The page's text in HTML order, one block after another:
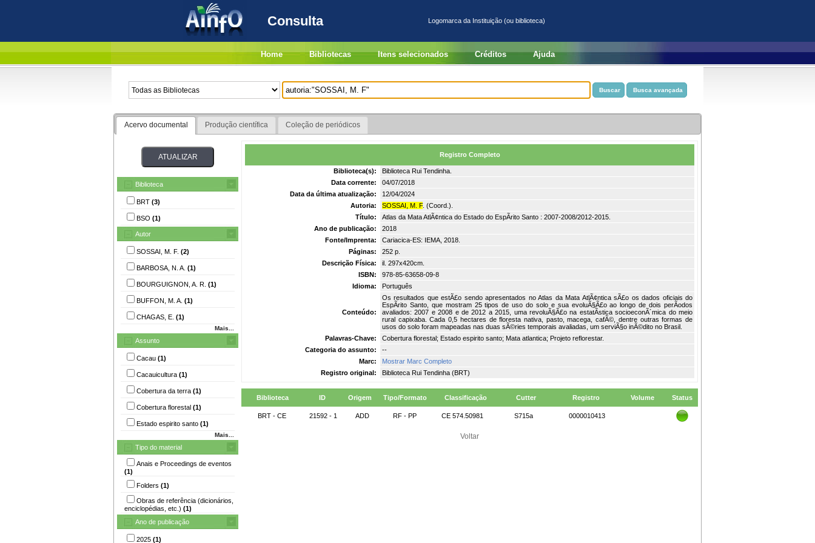
Consulta Logomarca da Instituição (ou biblioteca)
Home Bibliotecas Itens selecionados Créditos Ajuda
Acervo documental Produção científica Coleção de periódicos
Biblioteca
BRT (3)
BSO (1)
Autor
SOSSAI, M. F. (2)
BARBOSA, N. A. (1)
BOURGUIGNON, A. R. (1)
BUFFON, M. A. (1)
CHAGAS, E. (1)
Mais...
Assunto
Cacau (1)
Cacauicultura (1)
Cobertura da terra (1)
Cobertura florestal (1)
Estado espirito santo (1)
Mais...
Tipo do material
Anais e Proceedings de eventos
(1)
Folders (1)
Obras de referência (dicionários,
enciclopédias, etc.) (1)
Ano de publicação
2025 (1)
Registro Completo
Biblioteca(s):
Biblioteca Rui Tendinha.
Data corrente:
04/07/2018
Data da última atualização:
12/04/2024
Autoria:
SOSSAI, M. F. (Coord.).
Título:
Atlas da Mata AtlÃ¢ntica do Estado do EspÃ­rito Santo : 2007-2008/2012-2015.
Ano de publicação:
2018
Fonte/Imprenta:
Cariacica-ES: IEMA, 2018.
Páginas:
252 p.
Descrição Física:
il. 297x420cm.
ISBN:
978-85-63658-09-8
Idioma:
Português
Conteúdo:
Os resultados que estÃ£o sendo apresentados no Atlas da Mata AtlÃ¢ntica sÃ£o os dados oficiais do
EspÃ­rito Santo, que mostram 25 tipos de uso do solo e sua evoluÃ§Ã£o ao longo de dois perÃ­odos
avaliados: 2007 e 2008 e de 2012 a 2015, uma revoluÃ§Ã£o na estatÃ­stica socioeconÃ´mica do meio
rural capixaba. Cada 0,5 hectares de floresta nativa, pasto, macega, cafÃ©, dentre outras formas de
usos do solo foram mapeadas nas duas sÃ©ries temporais avaliadas, um serviÃ§o inÃ©dito no Brasil.
Palavras-Chave:
Cobertura florestal; Estado espirito santo; Mata atlantica; Projeto reflorestar.
Categoria do assunto:
--
Marc:
Mostrar Marc Completo
Registro original:
Biblioteca Rui Tendinha (BRT)
Biblioteca ID Origem Tipo/Formato Classificação Cutter Registro Volume Status
BRT - CE 21592 - 1 ADD RF - PP CE 574.50981 S715a 0000010413
Voltar